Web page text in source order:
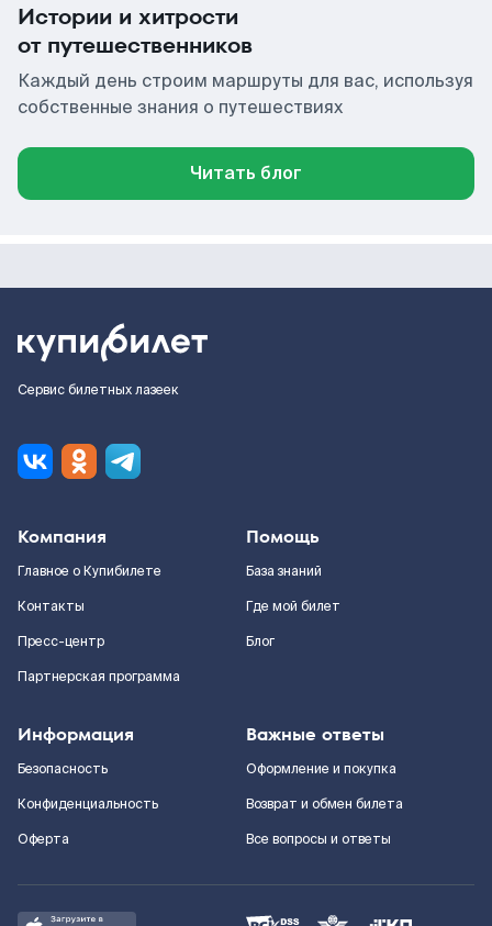
Истории и хитрости
от путешественников
Каждый день строим маршруты для вас, используя
собственные знания о путешествиях
Читать блог
Сервис билетных лазеек
Компания
Главное о Купибилете
Контакты
Пресс-центр
Партнерская программа
Помощь
База знаний
Где мой билет
Блог
Информация
Безопасность
Конфиденциальность
Оферта
Важные ответы
Оформление и покупка
Возврат и обмен билета
Все вопросы и ответы